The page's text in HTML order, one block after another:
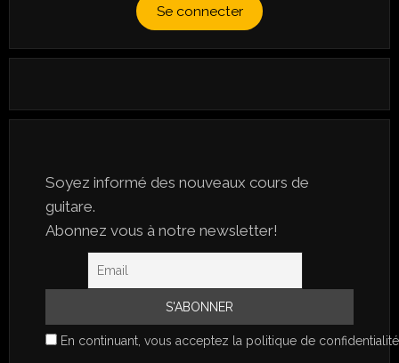
Se connecter
Soyez informé des nouveaux cours de
guitare.
Abonnez vous à notre newsletter!
En continuant, vous acceptez la politique de confidentialité